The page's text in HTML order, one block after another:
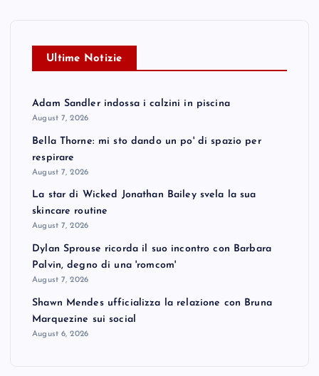
Ultime Notizie
Adam Sandler indossa i calzini in piscina
August 7, 2026
Bella Thorne: mi sto dando un po' di spazio per
respirare
August 7, 2026
La star di Wicked Jonathan Bailey svela la sua
skincare routine
August 7, 2026
Dylan Sprouse ricorda il suo incontro con Barbara
Palvin, degno di una 'romcom'
August 7, 2026
Shawn Mendes ufficializza la relazione con Bruna
Marquezine sui social
August 6, 2026